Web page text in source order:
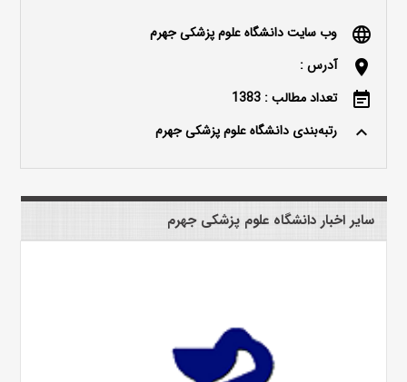
language وب سایت دانشگاه علوم پزشکی جهرم
location_on آدرس :
event_note تعداد مطالب : 1383
keyboard_arrow_up رتبه‌بندی دانشگاه علوم پزشکی جهرم
سایر اخبار دانشگاه علوم پزشکی جهرم